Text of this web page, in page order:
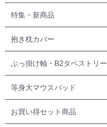
特集・新商品
抱き枕カバー
ぶっ掛け軸・B2タペストリー
等身大マウスパッド
お買い得セット商品